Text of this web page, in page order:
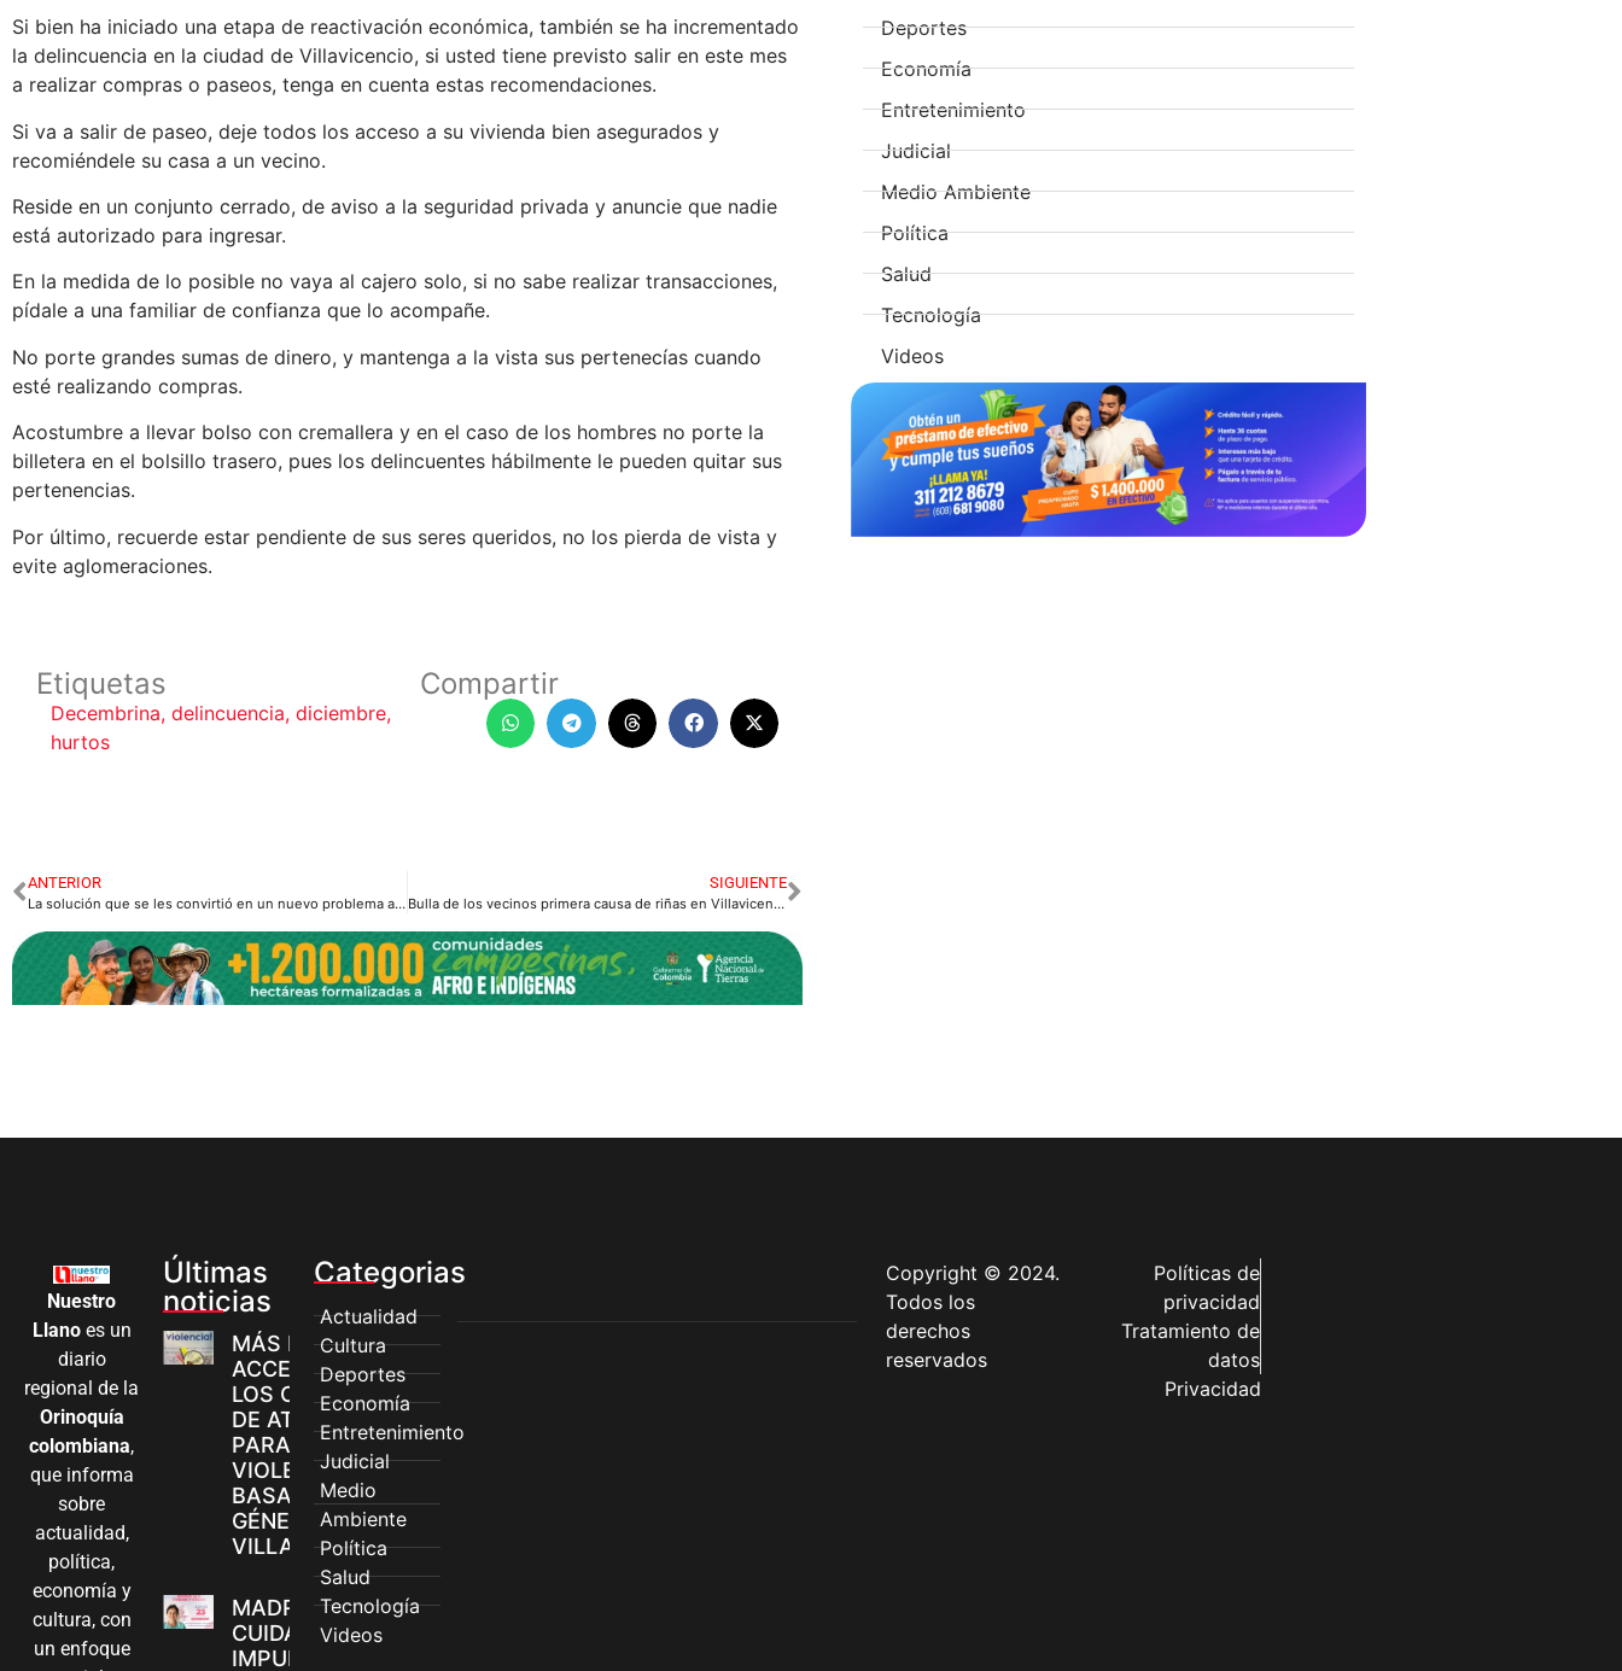
Si bien ha iniciado una etapa de reactivación económica, también se ha incrementado
la delincuencia en la ciudad de Villavicencio, si usted tiene previsto salir en este mes
a realizar compras o paseos, tenga en cuenta estas recomendaciones.
Si va a salir de paseo, deje todos los acceso a su vivienda bien asegurados y
recomiéndele su casa a un vecino.
Reside en un conjunto cerrado, de aviso a la seguridad privada y anuncie que nadie
está autorizado para ingresar.
En la medida de lo posible no vaya al cajero solo, si no sabe realizar transacciones,
pídale a una familiar de confianza que lo acompañe.
No porte grandes sumas de dinero, y mantenga a la vista sus pertenecías cuando
esté realizando compras.
Acostumbre a llevar bolso con cremallera y en el caso de los hombres no porte la
billetera en el bolsillo trasero, pues los delincuentes hábilmente le pueden quitar sus
pertenencias.
Por último, recuerde estar pendiente de sus seres queridos, no los pierda de vista y
evite aglomeraciones.
Etiquetas
Decembrina, delincuencia, diciembre,
hurtos
Compartir
ANTERIOR
La solución que se les convirtió en un nuevo problema a los habitantes del Samán de la Rivera en Villavicencio.
SIGUIENTE
Bulla de los vecinos primera causa de riñas en Villavicencio
Deportes
Economía
Entretenimiento
Judicial
Medio Ambiente
Política
Salud
Tecnología
Videos
Nuestro
Llanoes un
diario
regional de la
Orinoquía
colombiana,
que informa
sobre
actualidad,
política,
economía y
cultura, con
un enfoque
Últimas
noticias
MÁS MUJERES
ACCEDEN A
LOS CANALES
DE ATENCIÓN
PARA
VIOLENCIAS
BASADAS EN
GÉNERO EN
VILLAVICENCIO
MADRES
CUIDADORAS
IMPULSAN SUS
Categorias
Actualidad
Cultura
Deportes
Economía
Entretenimiento
Judicial
Medio
Ambiente
Política
Salud
Tecnología
Videos
Copyright © 2024.
Todos los
derechos
reservados
Políticas de
privacidad
Tratamiento de
datos
Privacidad